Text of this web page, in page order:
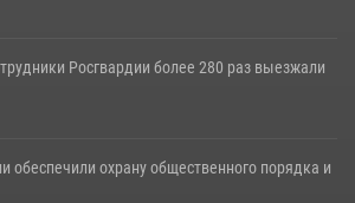
Росгвардии более 280 раз выезжали
обеспечили охрану общественного порядка и